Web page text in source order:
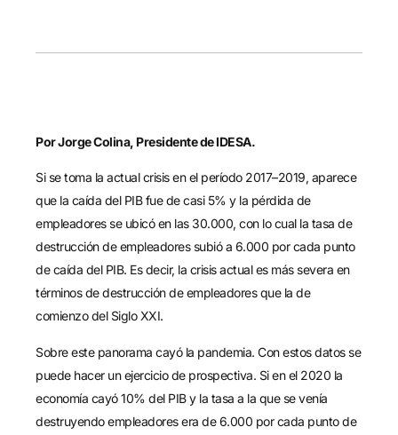
Por Jorge Colina, Presidente de IDESA.
Si se toma la actual crisis en el período 2017–2019, aparece
que la caída del PIB fue de casi 5% y la pérdida de
empleadores se ubicó en las 30.000, con lo cual la tasa de
destrucción de empleadores subió a 6.000 por cada punto
de caída del PIB. Es decir, la crisis actual es más severa en
términos de destrucción de empleadores que la de
comienzo del Siglo XXI.
Sobre este panorama cayó la pandemia. Con estos datos se
puede hacer un ejercicio de prospectiva. Si en el 2020 la
economía cayó 10% del PIB y la tasa a la que se venía
destruyendo empleadores era de 6.000 por cada punto de